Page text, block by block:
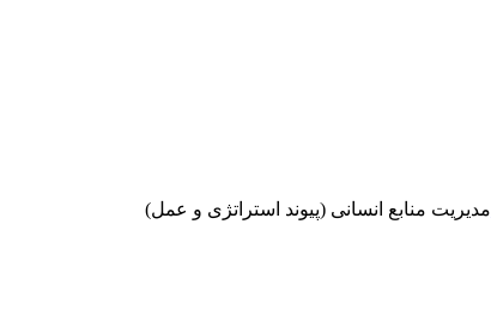
مدیریت منابع انسانی (پیوند استراتژی و عمل)